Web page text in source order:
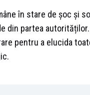
în stare de șoc și
din partea
pentru a elucida